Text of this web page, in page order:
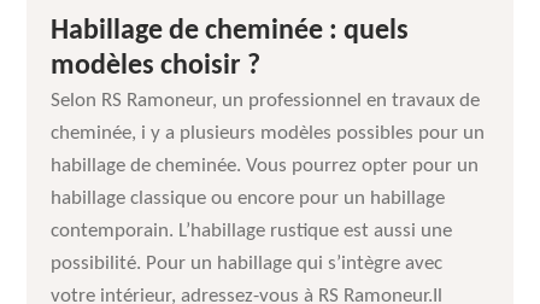
Habillage de cheminée : quels
modèles choisir ?
Selon RS Ramoneur, un professionnel en travaux de
cheminée, i y a plusieurs modèles possibles pour un
habillage de cheminée. Vous pourrez opter pour un
habillage classique ou encore pour un habillage
contemporain. L’habillage rustique est aussi une
possibilité. Pour un habillage qui s’intègre avec
votre intérieur, adressez-vous à RS Ramoneur.Il